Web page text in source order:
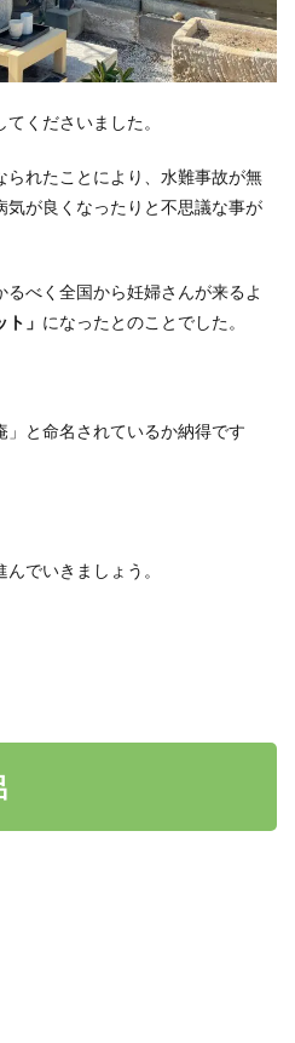
くださいました。
られたことにより、水難事故が無
気が良くなったりと不思議な事が
べく全国から妊婦さんが来るよ
」 になったとのことでした。
と命名されているか納得です
でいきましょう。